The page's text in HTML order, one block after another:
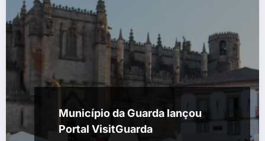
Município da Guarda lançou
Portal VisitGuarda